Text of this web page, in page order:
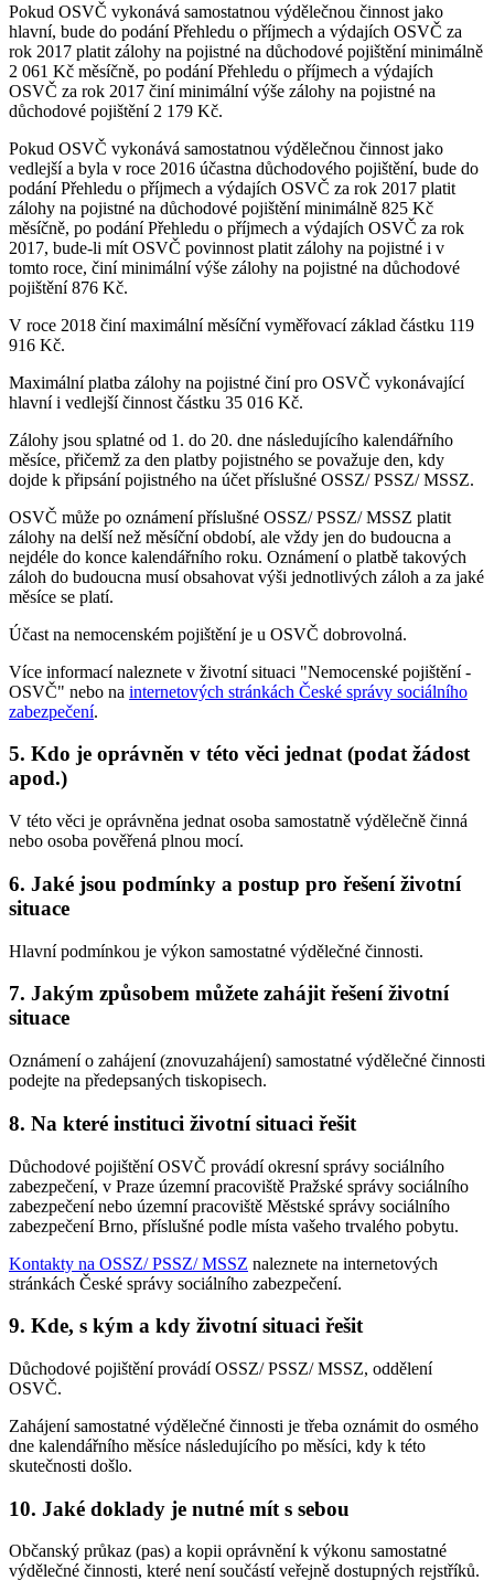
Pokud OSVČ vykonává samostatnou výdělečnou činnost jako
hlavní, bude do podání Přehledu o příjmech a výdajích OSVČ za
rok 2017 platit zálohy na pojistné na důchodové pojištění minimálně
2 061 Kč měsíčně, po podání Přehledu o příjmech a výdajích
OSVČ za rok 2017 činí minimální výše zálohy na pojistné na
důchodové pojištění 2 179 Kč.
Pokud OSVČ vykonává samostatnou výdělečnou činnost jako
vedlejší a byla v roce 2016 účastna důchodového pojištění, bude do
podání Přehledu o příjmech a výdajích OSVČ za rok 2017 platit
zálohy na pojistné na důchodové pojištění minimálně 825 Kč
měsíčně, po podání Přehledu o příjmech a výdajích OSVČ za rok
2017, bude-li mít OSVČ povinnost platit zálohy na pojistné i v
tomto roce, činí minimální výše zálohy na pojistné na důchodové
pojištění 876 Kč.
V roce 2018 činí maximální měsíční vyměřovací základ částku 119
916 Kč.
Maximální platba zálohy na pojistné činí pro OSVČ vykonávající
hlavní i vedlejší činnost částku 35 016 Kč.
Zálohy jsou splatné od 1. do 20. dne následujícího kalendářního
měsíce, přičemž za den platby pojistného se považuje den, kdy
dojde k připsání pojistného na účet příslušné OSSZ/ PSSZ/ MSSZ.
OSVČ může po oznámení příslušné OSSZ/ PSSZ/ MSSZ platit
zálohy na delší než měsíční období, ale vždy jen do budoucna a
nejdéle do konce kalendářního roku. Oznámení o platbě takových
záloh do budoucna musí obsahovat výši jednotlivých záloh a za jaké
měsíce se platí.
Účast na nemocenském pojištění je u OSVČ dobrovolná.
Více informací naleznete v životní situaci "Nemocenské pojištění -
OSVČ" nebo na internetových stránkách České správy sociálního
zabezpečení.
5. Kdo je oprávněn v této věci jednat (podat žádost
apod.)
V této věci je oprávněna jednat osoba samostatně výdělečně činná
nebo osoba pověřená plnou mocí.
6. Jaké jsou podmínky a postup pro řešení životní
situace
Hlavní podmínkou je výkon samostatné výdělečné činnosti.
7. Jakým způsobem můžete zahájit řešení životní
situace
Oznámení o zahájení (znovuzahájení) samostatné výdělečné činnosti
podejte na předepsaných tiskopisech.
8. Na které instituci životní situaci řešit
Důchodové pojištění OSVČ provádí okresní správy sociálního
zabezpečení, v Praze územní pracoviště Pražské správy sociálního
zabezpečení nebo územní pracoviště Městské správy sociálního
zabezpečení Brno, příslušné podle místa vašeho trvalého pobytu.
Kontakty na OSSZ/ PSSZ/ MSSZ naleznete na internetových
stránkách České správy sociálního zabezpečení.
9. Kde, s kým a kdy životní situaci řešit
Důchodové pojištění provádí OSSZ/ PSSZ/ MSSZ, oddělení
OSVČ.
Zahájení samostatné výdělečné činnosti je třeba oznámit do osmého
dne kalendářního měsíce následujícího po měsíci, kdy k této
skutečnosti došlo.
10. Jaké doklady je nutné mít s sebou
Občanský průkaz (pas) a kopii oprávnění k výkonu samostatné
výdělečné činnosti, které není součástí veřejně dostupných rejstříků.